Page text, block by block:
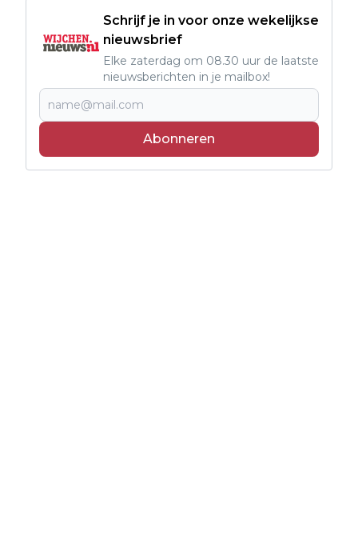
Schrijf je in voor onze wekelijkse
nieuwsbrief
Elke zaterdag om 08.30 uur de laatste
nieuwsberichten in je mailbox!
Abonneren